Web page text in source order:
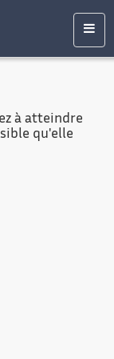
Mentions
à atteindre
qu'elle